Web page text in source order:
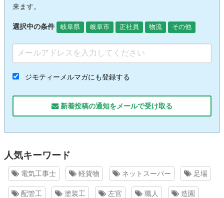
来ます。
選択中の条件 岐阜県 岐阜市 正社員 物流 その他
ジモティーメルマガにも登録する
新着投稿の通知をメールで受け取る
人気キーワード
電気工事士 軽貨物 ネットスーパー 足場
配管工 塗装工 左官 職人 造園